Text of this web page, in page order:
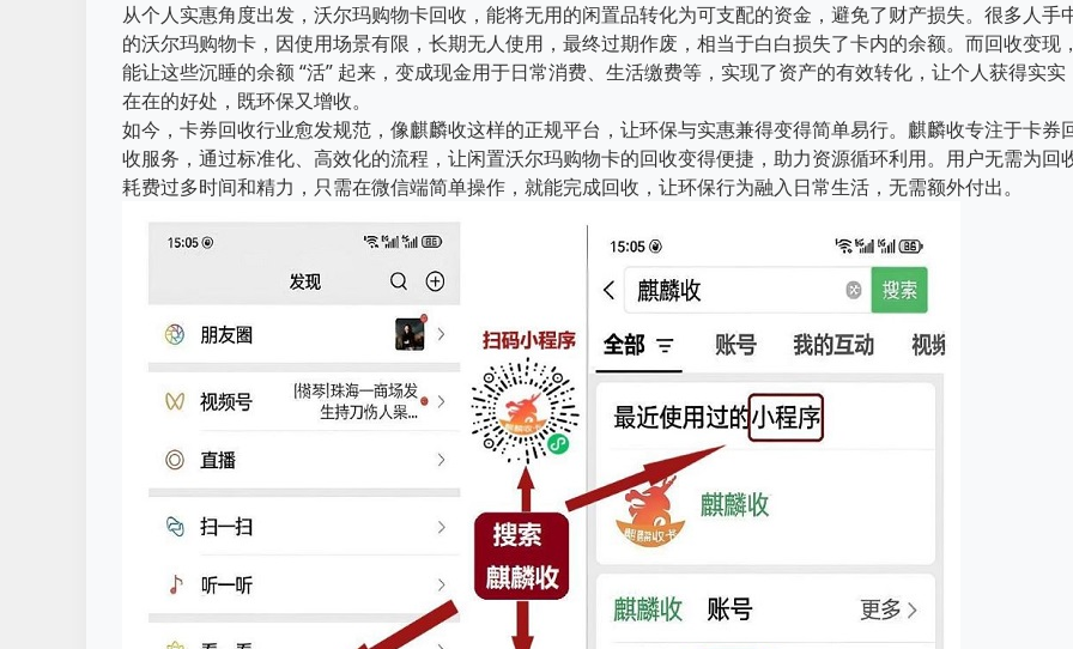
从个人实惠角度出发，沃尔玛购物卡回收，能将无用的闲置品转化为可支配的资金，避免了财产损失。很多人手
的沃尔玛购物卡，因使用场景有限，长期无人使用，最终过期作废，相当于白白损失了卡内的余额。而回收变现，
能让这些沉睡的余额 “活” 起来，变成现金用于日常消费、生活缴费等，实现了资产的有效转化，让个人获得实实
在在的好处，既环保又增收。
如今，卡券回收行业愈发规范，像麒麟收这样的正规平台，让环保与实惠兼得变得简单易行。麒麟收专注于卡券
收服务，通过标准化、高效化的流程，让闲置沃尔玛购物卡的回收变得便捷，助力资源循环利用。用户无需为回
耗费过多时间和精力，只需在微信端简单操作，就能完成回收，让环保行为融入日常生活，无需额外付出。